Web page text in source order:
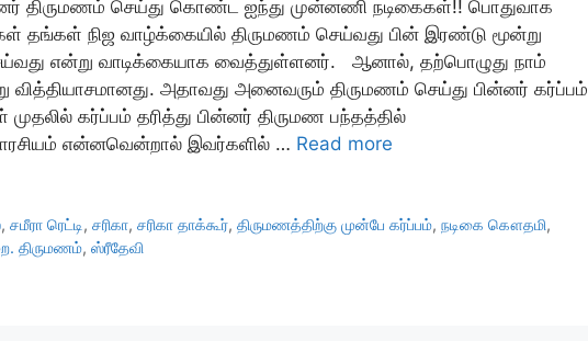
திருமணம் செய்து கொண்ட ஐந்து முன்னணி நடிகைகள்!! பொதுவாக
தங்கள் நிஜ வாழ்க்கையில் திருமணம் செய்வது பின் இரண்டு மூன்று
என்று வாடிக்கையாக வைத்துள்ளனர். ஆனால், தற்பொழுது நாம்
வித்தியாசமானது. அதாவது அனைவரும் திருமணம் செய்து பின்னர் கர்ப்பம்
கர்ப்பம் தரித்து பின்னர் திருமண பந்தத்தில்
என்னவென்றால் இவர்களில் … Read more
,சமீரா ரெட்டி,சரிகா,சரிகா தாக்கூர்,திருமணத்திற்கு முன்பே கர்ப்பம்,நடிகை கௌதமி,
திருமணம், ஸ்ரீதேவி